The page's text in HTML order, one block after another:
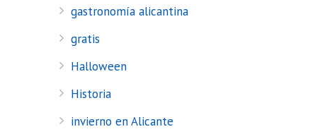
gastronomía alicantina
gratis
Halloween
Historia
invierno en Alicante